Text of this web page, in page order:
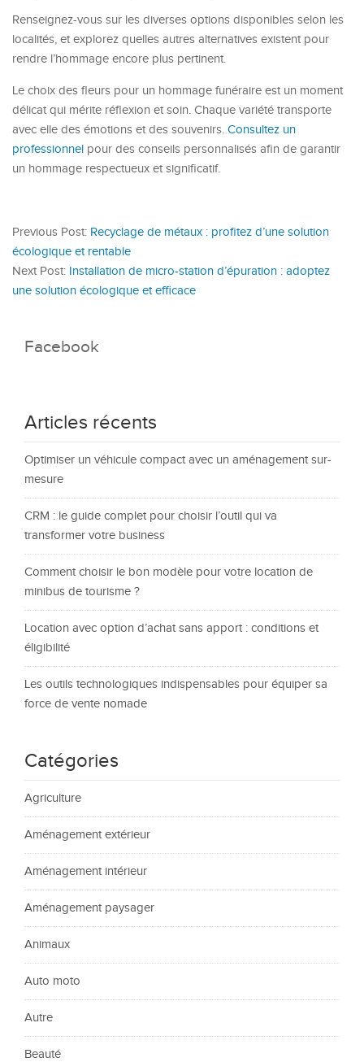
Renseignez-vous sur les diverses options disponibles selon les
localités, et explorez quelles autres alternatives existent pour
rendre l’hommage encore plus pertinent.
Le choix des fleurs pour un hommage funéraire est un moment
délicat qui mérite réflexion et soin. Chaque variété transporte
avec elle des émotions et des souvenirs. Consultez un
professionnel pour des conseils personnalisés afin de garantir
un hommage respectueux et significatif.
Previous Post: Recyclage de métaux : profitez d’une solution
écologique et rentable
Next Post: Installation de micro-station d’épuration : adoptez
une solution écologique et efficace
Facebook
Articles récents
Optimiser un véhicule compact avec un aménagement sur-
mesure
CRM : le guide complet pour choisir l’outil qui va
transformer votre business
Comment choisir le bon modèle pour votre location de
minibus de tourisme ?
Location avec option d’achat sans apport : conditions et
éligibilité
Les outils technologiques indispensables pour équiper sa
force de vente nomade
Catégories
Agriculture
Aménagement extérieur
Aménagement intérieur
Aménagement paysager
Animaux
Auto moto
Autre
Beauté